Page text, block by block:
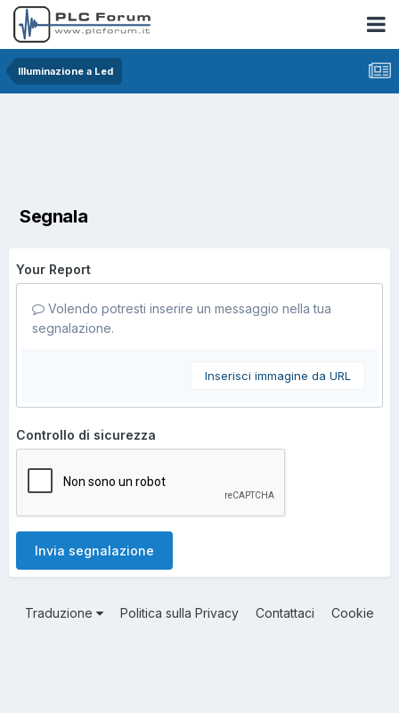
Illuminazione a Led
Segnala
Your Report
Volendo potresti inserire un messaggio nella tua
segnalazione.
Inserisci immagine da URL
Controllo di sicurezza
Invia segnalazione
Traduzione Politica sulla Privacy Contattaci Cookie